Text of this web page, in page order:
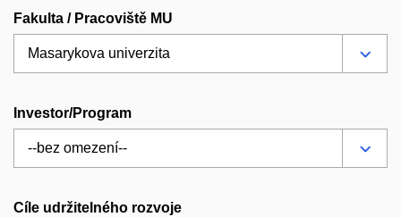
Fakulta / Pracoviště MU
Investor/Program
Cíle udržitelného rozvoje